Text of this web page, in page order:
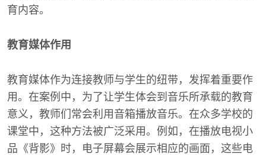
育内容。
教育媒体作用
教育媒体作为连接教师与学生的纽带，发挥着重要作
用。在案例中，为了让学生体会到音乐所承载的教育
意义，教师们常会利用音箱播放音乐。在众多学校的
课堂中，这种方法被广泛采用。例如，在播放电视小
品《背影》时，电子屏幕会展示相应的画面，这些电